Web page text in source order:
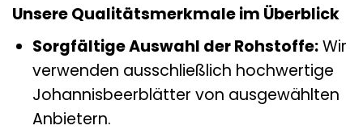
Unsere Qualitätsmerkmale im Überblick
Sorgfältige Auswahl der Rohstoffe:Wir
verwenden ausschließlich hochwertige
Johannisbeerblätter von ausgewählten
Anbietern.